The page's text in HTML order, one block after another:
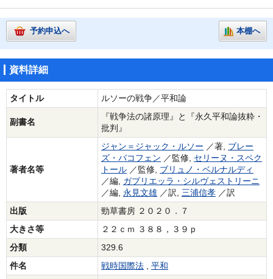
予約申込へ 本棚へ
資料詳細
タイトル ルソーの戦争／平和論
副書名
『戦争法の諸原理』と『永久平和論抜粋・
批判』
著者名等
ジャン＝ジャック・ルソー ／著, ブレー
ズ・バコフェン ／監修, セリーヌ・スペク
トール ／監修, ブリュノ・ベルナルディ
／編, ガブリエッラ・シルヴェストリーニ
／編, 永見文雄 ／訳, 三浦信孝 ／訳
出版
勁草書房 ２０２０．７
大きさ等
２２ｃｍ ３８８，３９ｐ
分類
329.6
件名
戦時国際法 , 平和